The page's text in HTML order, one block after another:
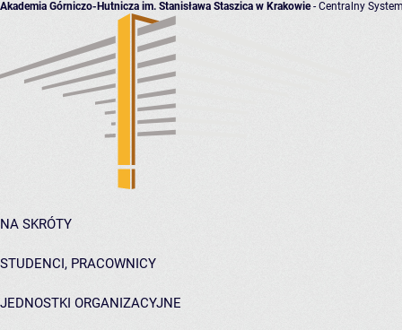
Akademia Górniczo-Hutnicza im. Stanisława Staszica w Krakowie- Centralny
NA SKRÓTY
STUDENCI, PRACOWNICY
JEDNOSTKI ORGANIZACYJNE